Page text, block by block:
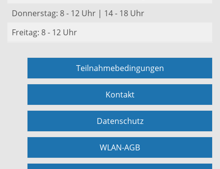
Donnerstag: 8 - 12 Uhr | 14 - 18 Uhr
Freitag: 8 - 12 Uhr
Teilnahmebedingungen
Kontakt
Datenschutz
WLAN-AGB